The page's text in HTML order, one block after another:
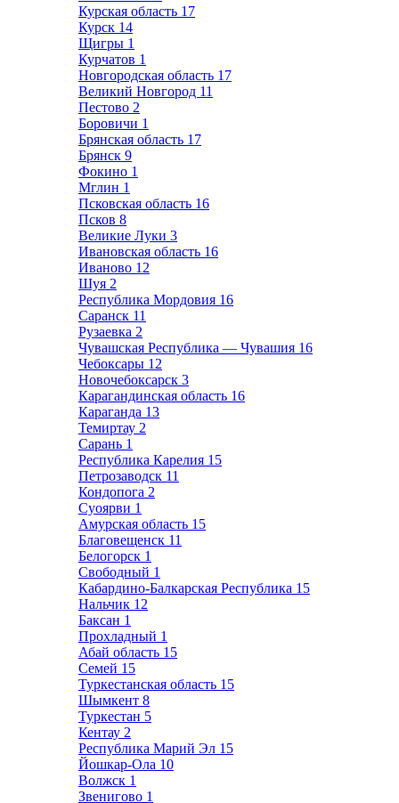
Курская область 17
Курск 14
Щигры 1
Курчатов 1
Новгородская область 17
Великий Новгород 11
Пестово 2
Боровичи 1
Брянская область 17
Брянск 9
Фокино 1
Мглин 1
Псковская область 16
Псков 8
Великие Луки 3
Ивановская область 16
Иваново 12
Шуя 2
Республика Мордовия 16
Саранск 11
Рузаевка 2
Чувашская Республика — Чувашия 16
Чебоксары 12
Новочебоксарск 3
Карагандинская область 16
Караганда 13
Темиртау 2
Сарань 1
Республика Карелия 15
Петрозаводск 11
Кондопога 2
Суоярви 1
Амурская область 15
Благовещенск 11
Белогорск 1
Свободный 1
Кабардино-Балкарская Республика 15
Нальчик 12
Баксан 1
Прохладный 1
Абай область 15
Семей 15
Туркестанская область 15
Шымкент 8
Туркестан 5
Кентау 2
Республика Марий Эл 15
Йошкар-Ола 10
Волжск 1
Звенигово 1